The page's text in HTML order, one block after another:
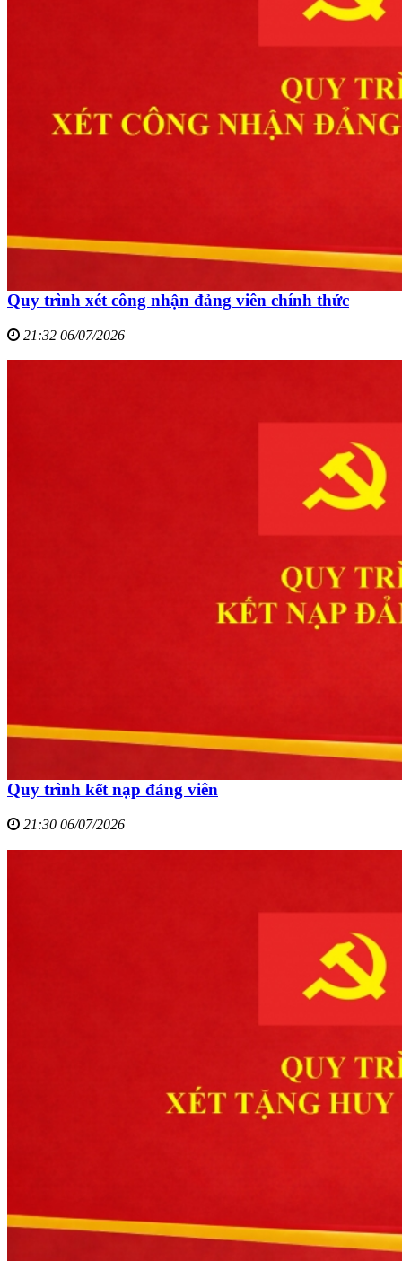
Quy trình xét công nhận đảng viên chính thức
21:32 06/07/2026
Quy trình kết nạp đảng viên
21:30 06/07/2026